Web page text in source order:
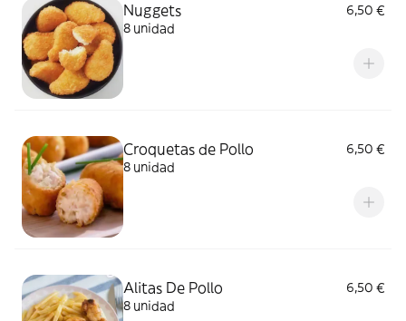
Nuggets
6,50 €
8 unidad
Croquetas de Pollo
6,50 €
8 unidad
Alitas De Pollo
6,50 €
8 unidad